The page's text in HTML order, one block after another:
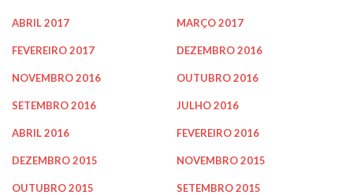
ABRIL 2017 MARÇO 2017
FEVEREIRO 2017 DEZEMBRO 2016
NOVEMBRO 2016 OUTUBRO 2016
SETEMBRO 2016 JULHO 2016
ABRIL 2016 FEVEREIRO 2016
DEZEMBRO 2015 NOVEMBRO 2015
OUTUBRO 2015 SETEMBRO 2015